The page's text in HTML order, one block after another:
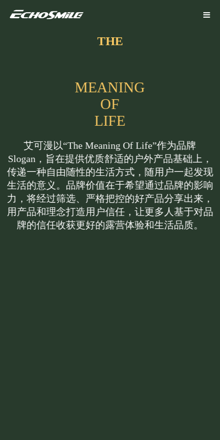
THE
MEANING
OF
LIFE
艾可漫以“The Meaning Of Life”作为品牌
Slogan，旨在提供优质舒适的户外产品基础上，
传递一种自由随性的生活方式，随用户一起发现
生活的意义。品牌价值在于希望通过品牌的影响
力，将经过筛选、严格把控的好产品分享出来，
用产品和理念打造用户信任，让更多人基于对品
牌的信任收获更好的露营体验和生活品质。